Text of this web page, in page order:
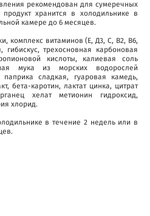
рекомендован для сумеречных
хранится в холодильнике в
камере до 6 месяцев.
комплекс витаминов (Е, Д3, С, В2, В6,
гибискус, трехосновная карбоновая
кислоты, калиевая соль
мука из морских водорослей
паприка сладкая, гуаровая камедь,
бета-каротин, лактат цинка, цитрат
хелат метионин гидроксид,
хлорид.
в течение 2 недель или в